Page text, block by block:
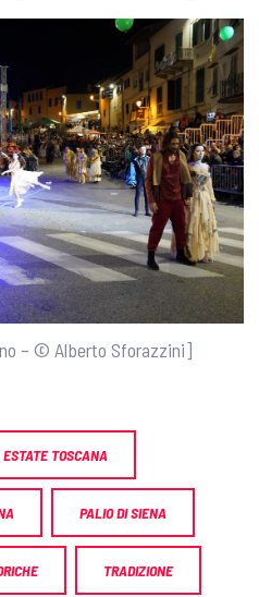
– © Alberto Sforazzini]
ESTATE TOSCANA
PALIO DI SIENA
TRADIZIONE